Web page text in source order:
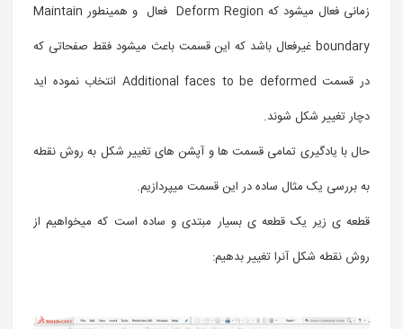
زمانی فعال میشود که Deform Region فعال و همینطور Maintain
boundary غیرفعال باشد که این قسمت باعث میشود فقط صفحاتی که
در قسمت Additional faces to be deformed انتخاب نموده اید
دچار تغییر شکل شوند.
حال با یادگیری تمامی قسمت ها و آپشن های تغییر شکل به روش نقطه
به بررسی یک مثال ساده در این قسمت میپردازیم.
قطعه ی زیر یک قطعه ی بسیار مبتدی و ساده است که میخواهیم از
روش نقطه شکل آنرا تغییر بدهیم: